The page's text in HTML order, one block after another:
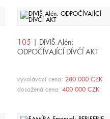
105 | DIVIŠ Alén:
ODPOČÍVAJÍCÍ DÍVČÍ AKT
vyvolávací cena: 280 000 CZK
dosažená cena: 400 000 CZK